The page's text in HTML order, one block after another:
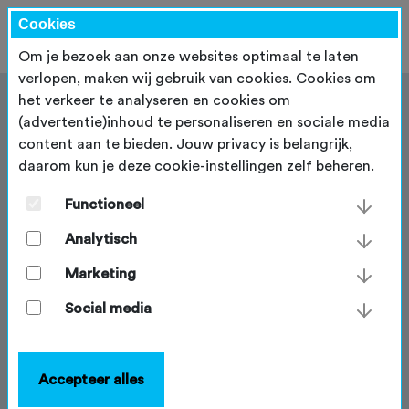
Vaardigheden van wielrenners
De NTFU moedigt veilig en verantwoord wielrennen
aan via de gedragscodes van De Echte Wielrenner.
fiets. We besteden aandacht aan de basistechnieken
bij onze Start2Bike-trainingen, leren groepen hoe ze
veilig en verantwoord deelnemen aan het verkeer en
Cookies
Om je bezoek aan onze websites optimaal te laten
verlopen, maken wij gebruik van cookies. Cookies om
het verkeer te analyseren en cookies om
(advertentie)inhoud te personaliseren en sociale media
content aan te bieden. Jouw privacy is belangrijk,
daarom kun je deze cookie-instellingen zelf beheren.
Functioneel
Analytisch
Marketing
Social media
Accepteer alles